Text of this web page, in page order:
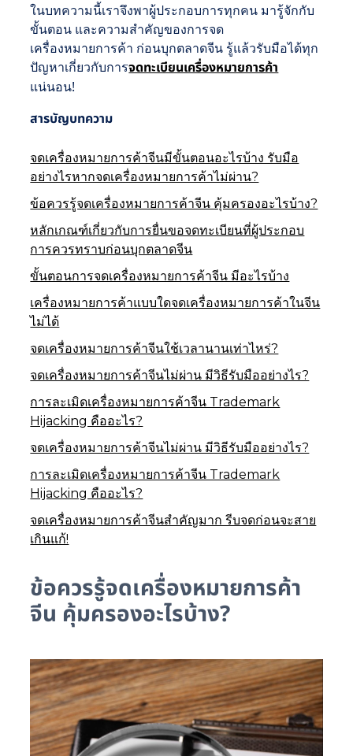
ในบทความนี้เราจึงพาผู้ประกอบการทุกคน มารู้จักกับ
ขั้นตอน และความสำคัญของการจด
เครื่องหมายการค้า ก่อนบุกตลาดจีน รู้แล้วรับมือได้ทุก
ปัญหาเกี่ยวกับการจดทะเบียนเครื่องหมายการค้า
แน่นอน!
สารบัญบทความ
จดเครื่องหมายการค้าจีนมีขั้นตอนอะไรบ้าง รับมือ
อย่างไรหากจดเครื่องหมายการค้าไม่ผ่าน?
ข้อควรรู้จดเครื่องหมายการค้าจีน คุ้มครองอะไรบ้าง?
หลักเกณฑ์เกี่ยวกับการยื่นขอจดทะเบียนที่ผู้ประกอบ
การควรทราบก่อนบุกตลาดจีน
ขั้นตอนการจดเครื่องหมายการค้าจีน มีอะไรบ้าง
เครื่องหมายการค้าแบบใดจดเครื่องหมายการค้าในจีน
ไม่ได้
จดเครื่องหมายการค้าจีนใช้เวลานานเท่าไหร่?
จดเครื่องหมายการค้าจีนไม่ผ่าน มีวิธีรับมืออย่างไร?
การละเมิดเครื่องหมายการค้าจีน Trademark
Hijacking คืออะไร?
จดเครื่องหมายการค้าจีนไม่ผ่าน มีวิธีรับมืออย่างไร?
การละเมิดเครื่องหมายการค้าจีน Trademark
Hijacking คืออะไร?
จดเครื่องหมายการค้าจีนสำคัญมาก รีบจดก่อนจะสาย
เกินแก้!
ข้อควรรู้จดเครื่องหมายการค้า
จีน คุ้มครองอะไรบ้าง?